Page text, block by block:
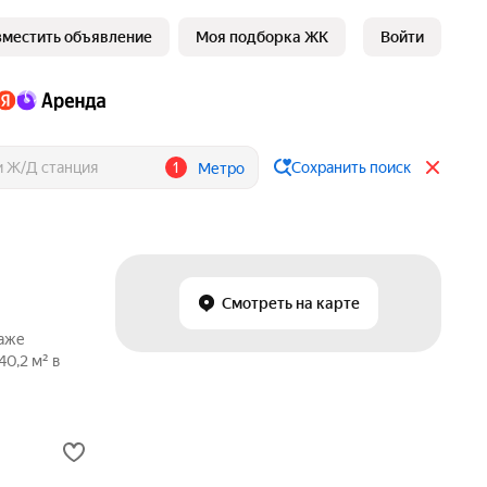
объявление Моя подборка ЖК Войти
1 Метро Сохранить поиск
Смотреть на карте
м² в